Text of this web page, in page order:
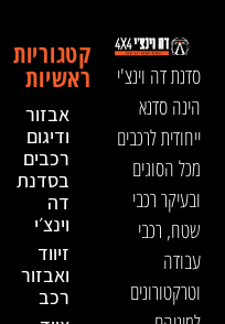
סדנת דה וינצ'י
הינה סדנא
ייחודית לרכבים
מכל הסוגים
ובעיקר רכבי
שטח, רכבי
עבודה
וטרקטורונים
קטגוריות
ראשיות
אבזור
ודיגום
רכבים
בסדנת
דה
וינצ׳י
זיווד
ואבזור
רכב